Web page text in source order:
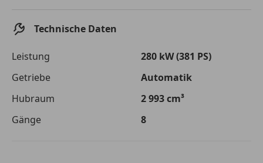
Jahre. Zinsspanne Sollzinssatz: 2,90% - 14,90%.
Technische Daten
Leistung
280 kW (381 PS)
Getriebe
Automatik
Hubraum
2 993 cm³
Gänge
8